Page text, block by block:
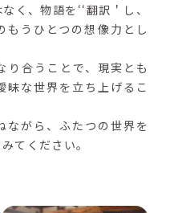
く、物語を‘‘翻訳＇し、
もうひとつの想像力とし
り合うことで、現実とも
昧な世界を立ち上げるこ
ながら、ふたつの世界を
てください。